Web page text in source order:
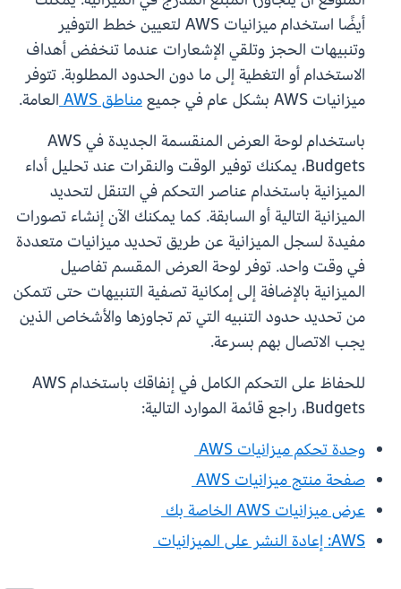
أيضًا استخدام ميزانيات AWS لتعيين خطط التوفير
وتنبيهات الحجز وتلقي الإشعارات عندما تنخفض أهداف
الاستخدام أو التغطية إلى ما دون الحدود المطلوبة. تتوفر
ميزانيات AWS بشكل عام في جميع
مناطق AWS
العامة.
باستخدام لوحة العرض المنقسمة الجديدة في AWS
Budgets، يمكنك توفير الوقت والنقرات عند تحليل أداء
الميزانية باستخدام عناصر التحكم في التنقل لتحديد
الميزانية التالية أو السابقة. كما يمكنك الآن إنشاء تصورات
مفيدة لسجل الميزانية عن طريق تحديد ميزانيات متعددة
في وقت واحد. توفر لوحة العرض المقسم تفاصيل
الميزانية بالإضافة إلى إمكانية تصفية التنبيهات حتى تتمكن
من تحديد حدود التنبيه التي تم تجاوزها والأشخاص الذين
يجب الاتصال بهم بسرعة.
للحفاظ على التحكم الكامل في إنفاقك باستخدام AWS
Budgets، راجع قائمة الموارد التالية:
وحدة تحكم ميزانيات AWS
صفحة منتج ميزانيات AWS
عرض ميزانيات AWS الخاصة بك
AWS: إعادة النشر على الميزانيات